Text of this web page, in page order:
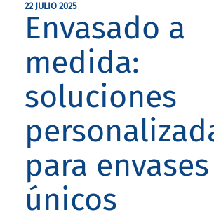
22 JULIO 2025
Envasado a
medida:
soluciones
para envases
únicos